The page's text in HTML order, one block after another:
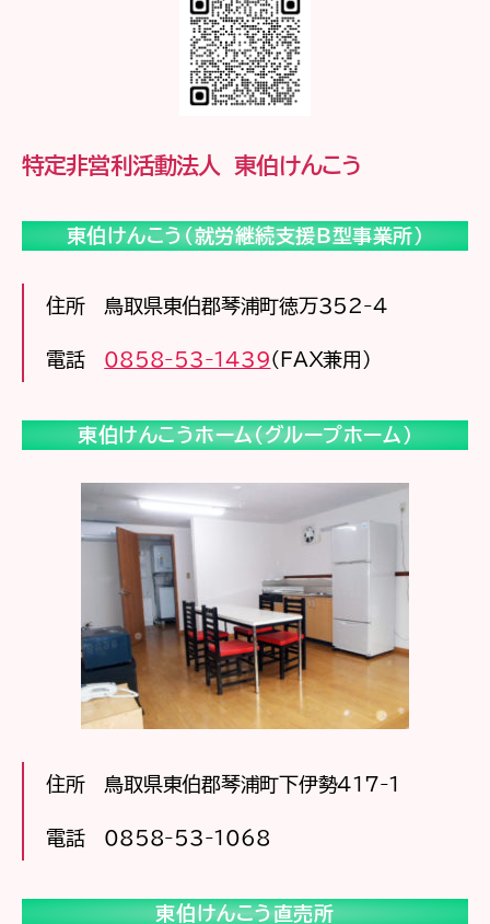
特定非営利活動法人 東伯けんこう
東伯けんこう（就労継続支援Ｂ型事業所）
住所 鳥取県東伯郡琴浦町徳万352-4
電話 0858-53-1439（FAX兼用）
東伯けんこうホーム（グループホーム）
住所 鳥取県東伯郡琴浦町下伊勢417-1
電話 0858-53-1068
東伯けんこう直売所